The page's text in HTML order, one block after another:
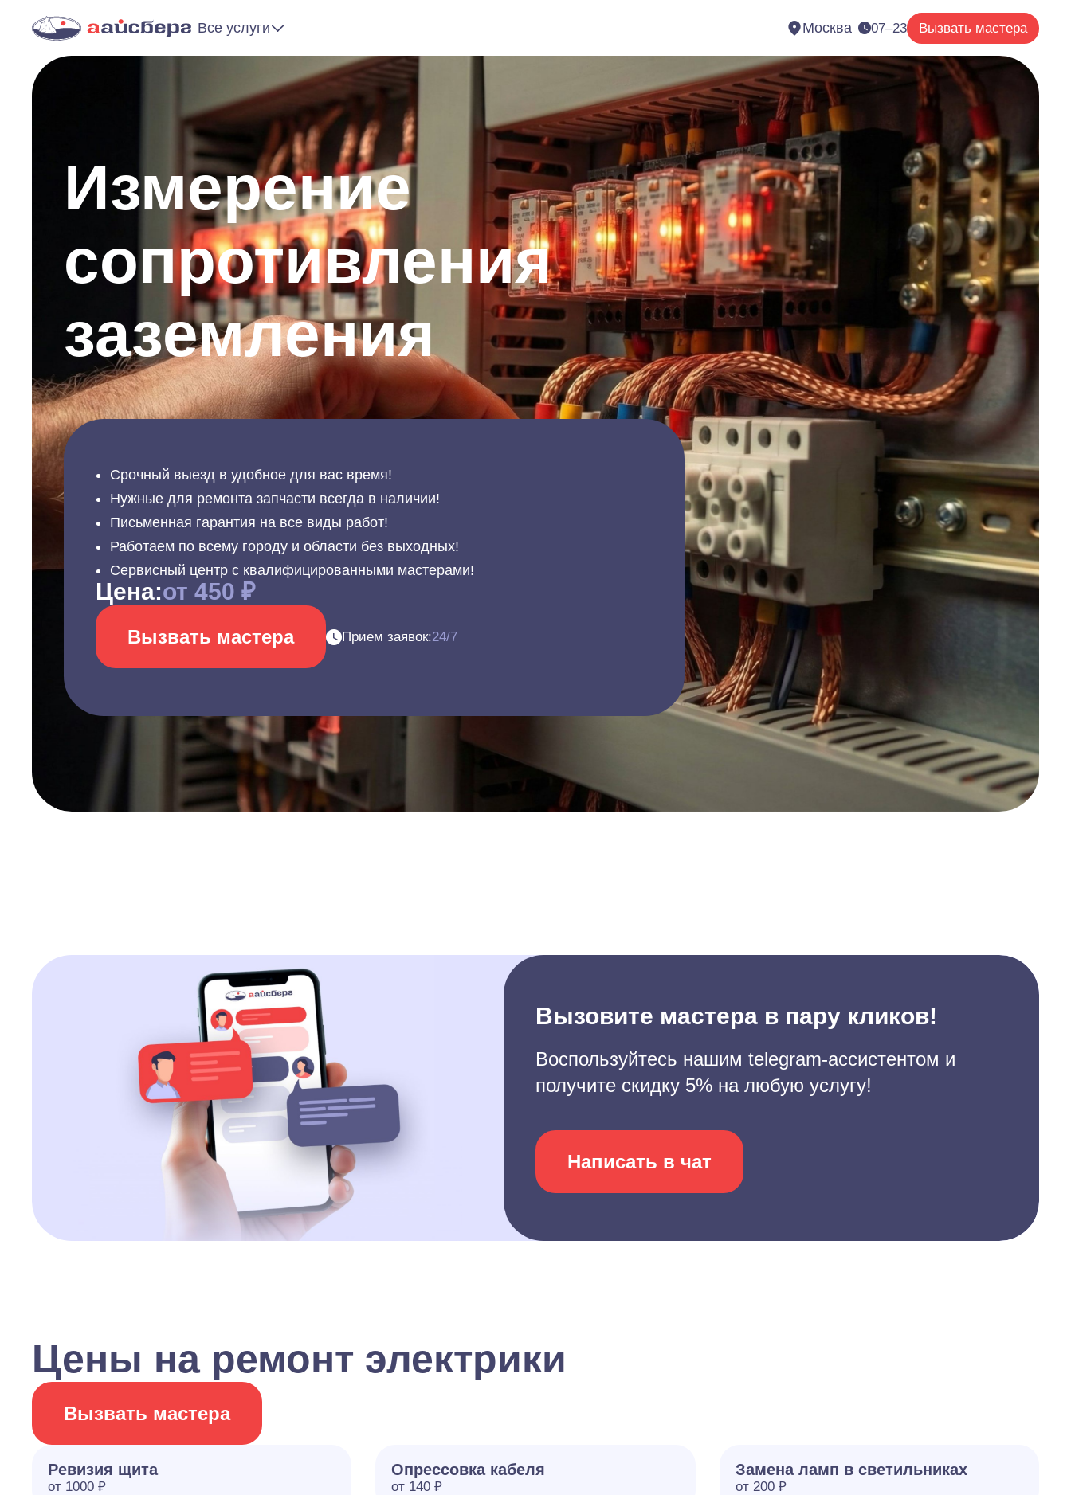
Все услуги Москва 07–23 Вызвать мастера
Измерение
сопротивления
заземления
Срочный выезд в удобное для вас время!
Нужные для ремонта запчасти всегда в наличии!
Письменная гарантия на все виды работ!
Работаем по всему городу и области без выходных!
Сервисный центр с квалифицированными мастерами!
Цена:от 450 ₽
Вызвать мастера Прием заявок:24/7
Вызовите мастера в пару кликов!
Воспользуйтесь нашим telegram-ассистентом и
получите скидку 5% на любую услугу!
Написать в чат
Цены на ремонт электрики
Вызвать мастера
Ревизия щита
от 1000 ₽
Опрессовка кабеля
от 140 ₽
Замена ламп в светильниках
от 200 ₽